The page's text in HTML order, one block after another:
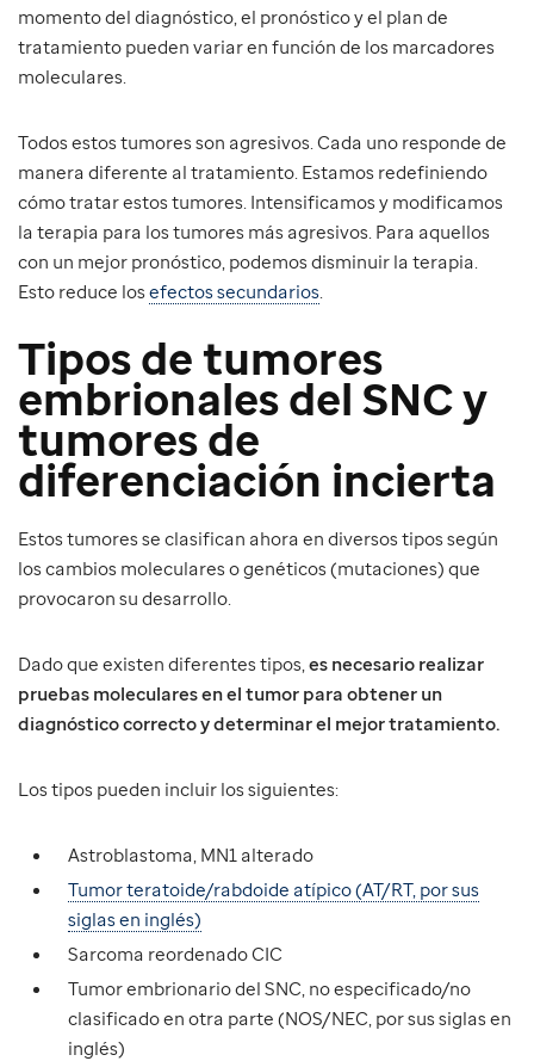
momento del diagnóstico, el pronóstico y el plan de
tratamiento pueden variar en función de los marcadores
moleculares.
Todos estos tumores son agresivos. Cada uno responde de
manera diferente al tratamiento. Estamos redefiniendo
cómo tratar estos tumores. Intensificamos y modificamos
la terapia para los tumores más agresivos. Para aquellos
con un mejor pronóstico, podemos disminuir la terapia.
Esto reduce losefectos secundarios.
Tipos de tumores
embrionales del SNC y
tumores de
diferenciación incierta
Estos tumores se clasifican ahora en diversos tipos según
los cambios moleculares o genéticos (mutaciones) que
provocaron su desarrollo.
Dado que existen diferentes tipos,es necesario realizar
pruebas moleculares en el tumor para obtener un
diagnóstico correcto y determinar el mejor tratamiento.
Los tipos pueden incluir los siguientes:
Astroblastoma, MN1 alterado
Tumor teratoide/rabdoide atípico (AT/RT, por sus
siglas en inglés)
Sarcoma reordenado CIC
Tumor embrionario del SNC, no especificado/no
clasificado en otra parte (NOS/NEC, por sus siglas en
inglés)